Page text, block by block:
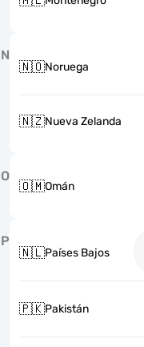
N
🇳🇴Noruega
🇳🇿Nueva Zelanda
O
🇴🇲Omán
P
🇳🇱Países Bajos
🇵🇰Pakistán